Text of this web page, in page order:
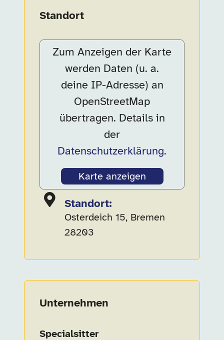
Standort
Zum Anzeigen der Karte
werden Daten (u. a.
deine IP-Adresse) an
OpenStreetMap
übertragen. Details in
der
Datenschutzerklärung.
Karte anzeigen
Standort:
Osterdeich 15, Bremen
28203
Unternehmen
Unternehmensinformationen
Specialsitter